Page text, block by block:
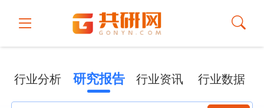
行业分析 研究报告 行业资讯 行业数据